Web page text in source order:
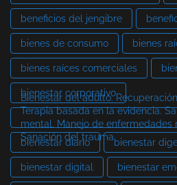
beneficios del jengibre
bienes de consumo bienes
bienes raíces comerciales
bienestar corporativo
Bienestar del adulto.
Terapia basada en la evidencia.
mental. Manejo de enfermedades
Sanación del trauma.
bienestar diario bienestar
bienestar digital bienestar